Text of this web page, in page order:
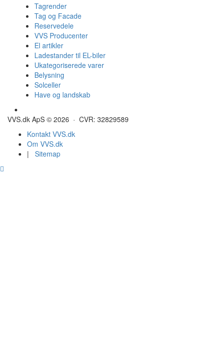
Tagrender
Tag og Facade
Reservedele
VVS Producenter
El artikler
Ladestander til EL-biler
Ukategoriserede varer
Belysning
Solceller
Have og landskab
VVS.dk ApS © 2026 · CVR: 32829589
Kontakt VVS.dk
Om VVS.dk
| Sitemap